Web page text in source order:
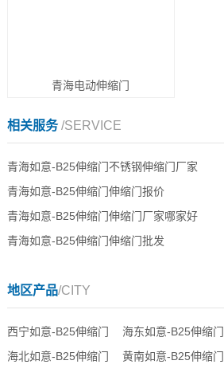
青海电动伸缩门
相关服务/SERVICE
青海如意-B25伸缩门不锈钢伸缩门厂家
青海如意-B25伸缩门伸缩门报价
青海如意-B25伸缩门伸缩门厂家哪家好
青海如意-B25伸缩门伸缩门批发
地区产品/CITY
西宁如意-B25伸缩门
海东如意-B25伸缩门
海北如意-B25伸缩门
黄南如意-B25伸缩门